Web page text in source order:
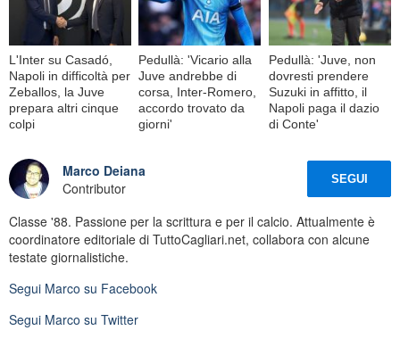
L'Inter su Casadó,
Napoli in difficoltà per
Zeballos, la Juve
prepara altri cinque
colpi
Pedullà: 'Vicario alla
Juve andrebbe di
corsa, Inter-Romero,
accordo trovato da
giorni'
Pedullà: 'Juve, non
dovresti prendere
Suzuki in affitto, il
Napoli paga il dazio
di Conte'
Marco Deiana
Contributor
SEGUI
Classe '88. Passione per la scrittura e per il calcio. Attualmente è
coordinatore editoriale di TuttoCagliari.net, collabora con alcune
testate giornalistiche.
Segui Marco su Facebook
Segui Marco su Twitter